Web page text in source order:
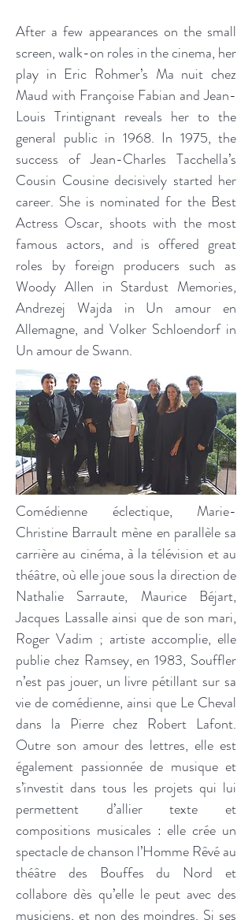
After a few appearances on the small
screen, walk-on roles in the cinema, her
play in Eric Rohmer’s Ma nuit chez
Maud with Françoise Fabian and Jean-
Louis Trintignant reveals her to the
general public in 1968. In 1975, the
success of Jean-Charles Tacchella’s
Cousin Cousine decisively started her
career. She is nominated for the Best
Actress Oscar, shoots with the most
famous actors, and is offered great
roles by foreign producers such as
Woody Allen in Stardust Memories,
Andrezej Wajda in Un amour en
Allemagne, and Volker Schloendorf in
Un amour de Swann.
Comédienne éclectique, Marie-
Christine Barrault mène en parallèle sa
carrière au cinéma, à la télévision et au
théâtre, où elle joue sous la direction de
Nathalie Sarraute, Maurice Béjart,
Jacques Lassalle ainsi que de son mari,
Roger Vadim ; artiste accomplie, elle
publie chez Ramsey, en 1983, Souffler
n’est pas jouer, un livre pétillant sur sa
vie de comédienne, ainsi que Le Cheval
dans la Pierre chez Robert Lafont.
Outre son amour des lettres, elle est
également passionnée de musique et
s’investit dans tous les projets qui lui
permettent d’allier texte et
compositions musicales : elle crée un
spectacle de chanson l’Homme Rêvé au
théâtre des Bouffes du Nord et
collabore dès qu’elle le peut avec des
musiciens, et non des moindres. Si ses